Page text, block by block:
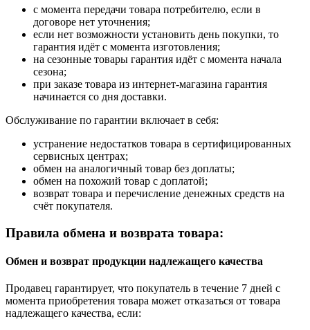
с момента передачи товара потребителю, если в
договоре нет уточнения;
если нет возможности установить день покупки, то
гарантия идёт с момента изготовления;
на сезонные товары гарантия идёт с момента начала
сезона;
при заказе товара из интернет-магазина гарантия
начинается со дня доставки.
Обслуживание по гарантии включает в себя:
устранение недостатков товара в сертифицированных
сервисных центрах;
обмен на аналогичный товар без доплаты;
обмен на похожий товар с доплатой;
возврат товара и перечисление денежных средств на
счёт покупателя.
Правила обмена и возврата товара:
Обмен и возврат продукции надлежащего качества
Продавец гарантирует, что покупатель в течение 7 дней с
момента приобретения товара может отказаться от товара
надлежащего качества, если: